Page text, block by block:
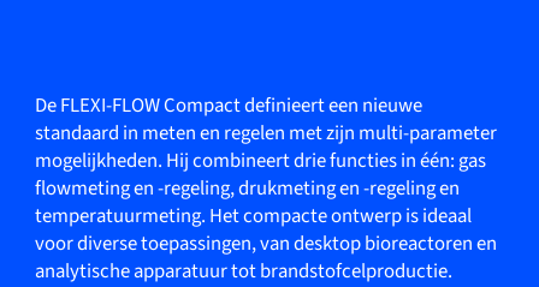
De FLEXI-FLOW Compact definieert een nieuwe
standaard in meten en regelen met zijn multi-parameter
mogelijkheden. Hij combineert drie functies in één: gas
flowmeting en -regeling, drukmeting en -regeling en
temperatuurmeting. Het compacte ontwerp is ideaal
voor diverse toepassingen, van desktop bioreactoren en
analytische apparatuur tot brandstofcelproductie.